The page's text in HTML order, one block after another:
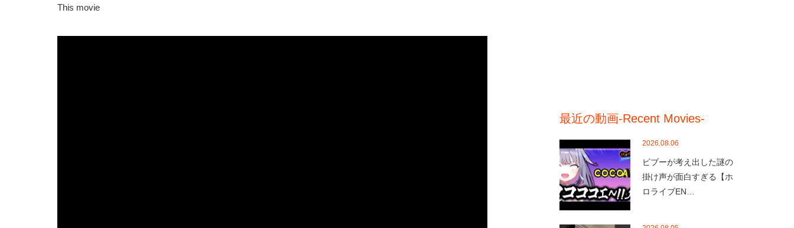
This movie
最近の動画-Recent Movies-
2026.08.06
ビブーが考え出した謎の
掛け声が面白すぎる【ホ
ロライブEN…